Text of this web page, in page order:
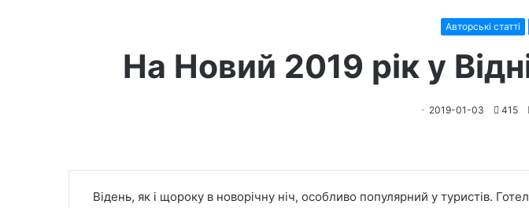
Авторські статті
На Новий 2019 рік у
2019-01-03 415
Відень, як і щороку в новорічну ніч, особливо популярний у туристів.